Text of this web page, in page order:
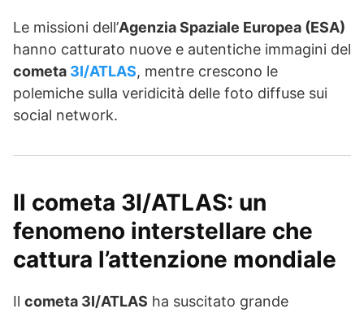
Le missioni dell’Agenzia Spaziale Europea (ESA)
hanno catturato nuove e autentiche immagini del
cometa 3I/ATLAS, mentre crescono le
polemiche sulla veridicità delle foto diffuse sui
social network.
Il cometa 3I/ATLAS: un
fenomeno interstellare che
cattura l’attenzione mondiale
Il cometa 3I/ATLAS ha suscitato grande